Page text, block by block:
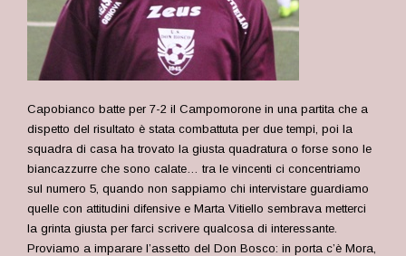
Capobianco batte per 7-2 il Campomorone in una partita che a
dispetto del risultato è stata combattuta per due tempi, poi la
squadra di casa ha trovato la giusta quadratura o forse sono le
biancazzurre che sono calate… tra le vincenti ci concentriamo
sul numero 5, quando non sappiamo chi intervistare guardiamo
quelle con attitudini difensive e Marta Vitiello sembrava metterci
la grinta giusta per farci scrivere qualcosa di interessante.
Proviamo a imparare l’assetto del Don Bosco: in porta c’è Mora,